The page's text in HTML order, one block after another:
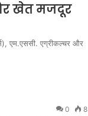
खेत मजदूर
एम.एससी. एग्रीकल्चर और
0 8